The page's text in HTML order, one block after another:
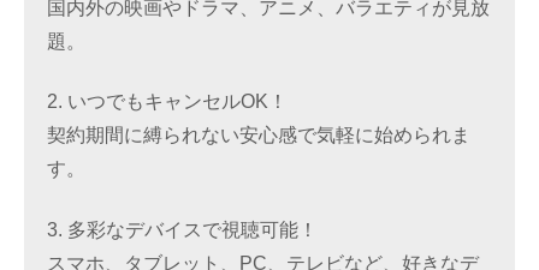
国内外の映画やドラマ、アニメ、バラエティが見放
題。
2. いつでもキャンセルOK！
契約期間に縛られない安心感で気軽に始められま
す。
3. 多彩なデバイスで視聴可能！
スマホ、タブレット、PC、テレビなど、好きなデ